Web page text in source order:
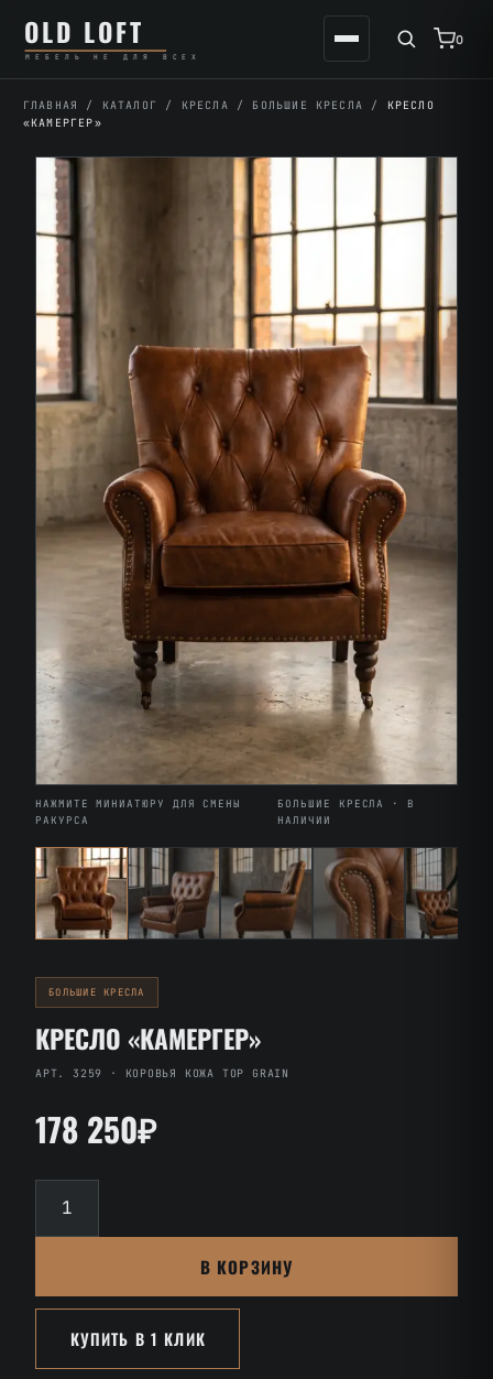
содержимому
содержимому
OLD LOFT
МЕБЕЛЬ НЕ ДЛЯ ВСЕХ
0
ГЛАВНАЯ / КАТАЛОГ / КРЕСЛА / БОЛЬШИЕ КРЕСЛА /
КРЕСЛО
«КАМЕРГЕР»
НАЖМИТЕ МИНИАТЮРУ ДЛЯ СМЕНЫ
РАКУРСА
БОЛЬШИЕ КРЕСЛА · В
НАЛИЧИИ
БОЛЬШИЕ КРЕСЛА
КРЕСЛО «КАМЕРГЕР»
АРТ. 3259 · КОРОВЬЯ КОЖА TOP GRAIN
178 250₽
товара
В КОРЗИНУ
КУПИТЬ В 1 КЛИК